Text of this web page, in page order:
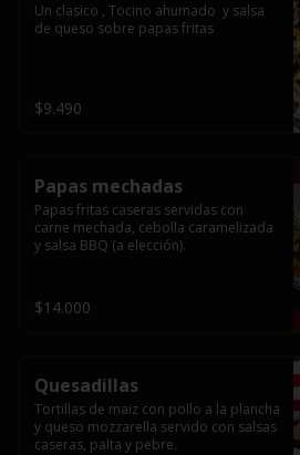
Un clasico , Tocino ahumado  y salsa
de queso sobre papas fritas
$9.490
Papas mechadas
Papas fritas caseras servidas con
carne mechada, cebolla caramelizada
y salsa BBQ (a elección).
$14.000
Quesadillas
Tortillas de maiz con pollo a la plancha
y queso mozzarella servido con salsas
caseras, palta y pebre.